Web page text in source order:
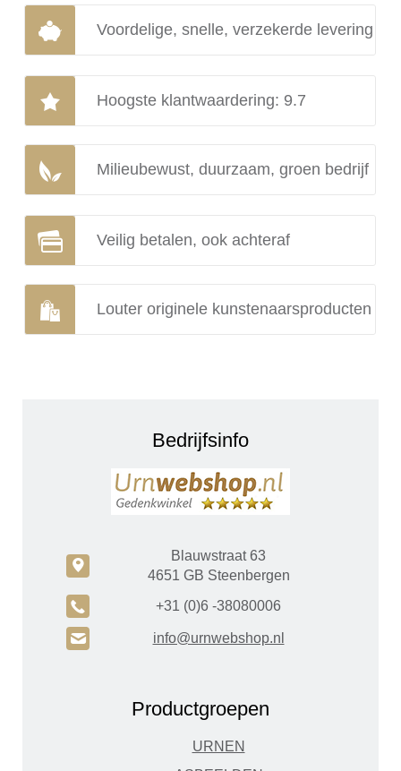
Voordelige, snelle, verzekerde levering
Hoogste klantwaardering: 9.7
Milieubewust, duurzaam, groen bedrijf
Veilig betalen, ook achteraf
Louter originele kunstenaarsproducten
Bedrijfsinfo
c
Blauwstraat 63
4651 GB Steenbergen
A +31 (0)6 -38080006
H info@urnwebshop.nl
Productgroepen
URNEN